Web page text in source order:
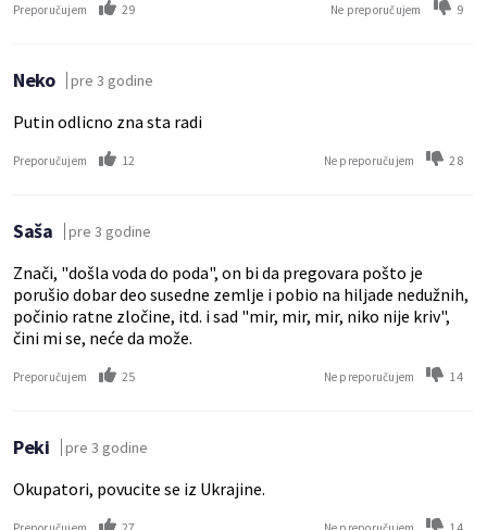
Preporučujem 29 Ne preporučujem 9
Neko pre 3 godine
Putin odlicno zna sta radi
Preporučujem 12 Ne preporučujem 28
Saša pre 3 godine
Znači, "došla voda do poda", on bi da pregovara pošto je
porušio dobar deo susedne zemlje i pobio na hiljade nedužnih,
počinio ratne zločine, itd. i sad "mir, mir, mir, niko nije kriv",
čini mi se, neće da može.
Preporučujem 25 Ne preporučujem 14
Peki pre 3 godine
Okupatori, povucite se iz Ukrajine.